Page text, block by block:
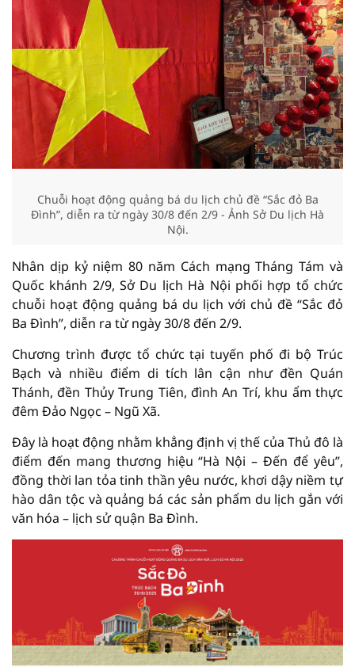
Chuỗi hoạt động quảng bá du lịch chủ đề “Sắc đỏ Ba
Đình”, diễn ra từ ngày 30/8 đến 2/9 - Ảnh Sở Du lịch Hà
Nội.
Nhân dịp kỷ niệm 80 năm Cách mạng Tháng Tám và
Quốc khánh 2/9, Sở Du lịch Hà Nội phối hợp tổ chức
chuỗi hoạt động quảng bá du lịch với chủ đề “Sắc đỏ
Ba Đình”, diễn ra từ ngày 30/8 đến 2/9.
Chương trình được tổ chức tại tuyến phố đi bộ Trúc
Bạch và nhiều điểm di tích lân cận như đền Quán
Thánh, đền Thủy Trung Tiên, đình An Trí, khu ẩm thực
đêm Đảo Ngọc – Ngũ Xã.
Đây là hoạt động nhằm khẳng định vị thế của Thủ đô là
điểm đến mang thương hiệu “Hà Nội – Đến để yêu”,
đồng thời lan tỏa tinh thần yêu nước, khơi dậy niềm tự
hào dân tộc và quảng bá các sản phẩm du lịch gắn với
văn hóa – lịch sử quận Ba Đình.